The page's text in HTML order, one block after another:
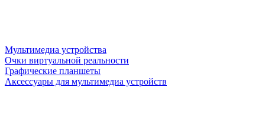
Мультимедиа устройства
Очки виртуальной реальности
Графические планшеты
Аксессуары для мультимедиа устройств